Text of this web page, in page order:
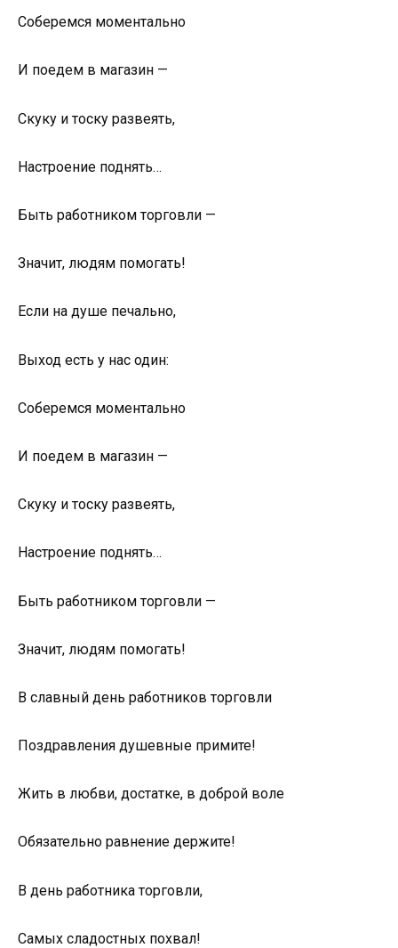
Соберемся моментально
И поедем в магазин —
Скуку и тоску развеять,
Настроение поднять…
Быть работником торговли —
Значит, людям помогать!
Если на душе печально,
Выход есть у нас один:
Соберемся моментально
И поедем в магазин —
Скуку и тоску развеять,
Настроение поднять…
Быть работником торговли —
Значит, людям помогать!
В славный день работников торговли
Поздравления душевные примите!
Жить в любви, достатке, в доброй воле
Обязательно равнение держите!
В день работника торговли,
Самых сладостных похвал!